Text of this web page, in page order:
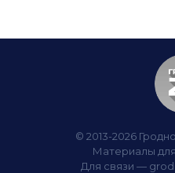
© 2013-2026
Материалы
Для связи —